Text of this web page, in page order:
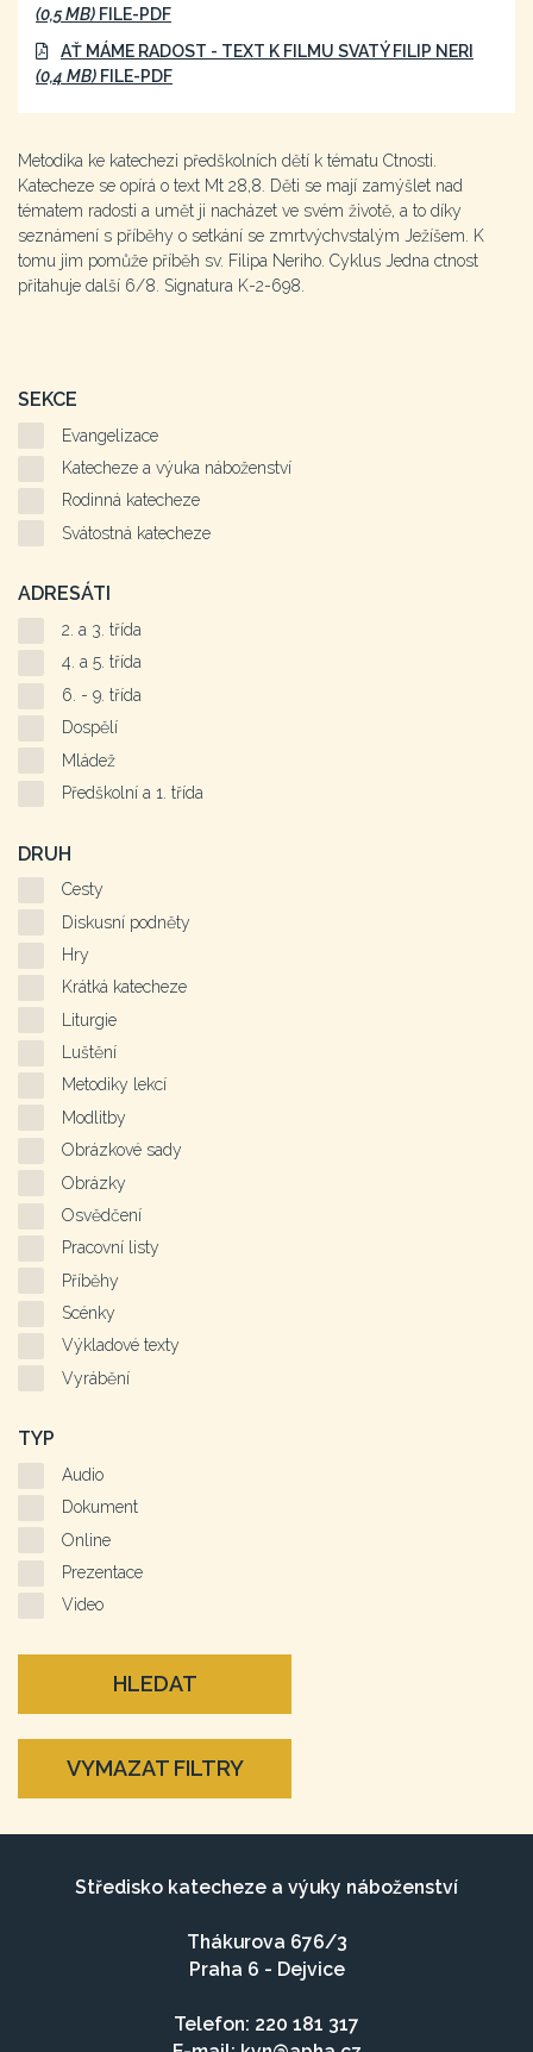
(0,5 MB) FILE-PDF
AŤ MÁME RADOST - TEXT K FILMU SVATÝ FILIP NERI
(0,4 MB) FILE-PDF
Metodika ke katechezi předškolních dětí k tématu Ctnosti.
Katecheze se opírá o text Mt 28,8. Děti se mají zamýšlet nad
tématem radosti a umět ji nacházet ve svém životě, a to díky
seznámení s příběhy o setkání se zmrtvýchvstalým Ježíšem. K
tomu jim pomůže příběh sv. Filipa Neriho. Cyklus Jedna ctnost
přitahuje další 6/8. Signatura K-2-698.
SEKCE
Evangelizace
Katecheze a výuka náboženství
Rodinná katecheze
Svátostná katecheze
ADRESÁTI
2. a 3. třída
4. a 5. třída
6. - 9. třída
Dospělí
Mládež
Předškolní a 1. třída
DRUH
Cesty
Diskusní podněty
Hry
Krátká katecheze
Liturgie
Luštění
Metodiky lekcí
Modlitby
Obrázkové sady
Obrázky
Osvědčení
Pracovní listy
Příběhy
Scénky
Výkladové texty
Vyrábění
TYP
Audio
Dokument
Online
Prezentace
Video
HLEDAT
VYMAZAT FILTRY
Středisko katecheze a výuky náboženství
Thákurova 676/3
Praha 6 - Dejvice
Telefon: 220 181 317